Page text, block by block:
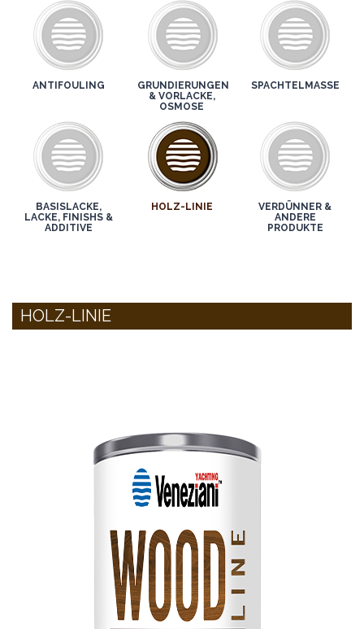
ANTIFOULING
GRUNDIERUNGEN
& VORLACKE,
OSMOSE
SPACHTELMASSE
BASISLACKE,
LACKE, FINISHS &
ADDITIVE
HOLZ-LINIE
VERDÜNNER &
ANDERE
PRODUKTE
HOLZ-LINIE